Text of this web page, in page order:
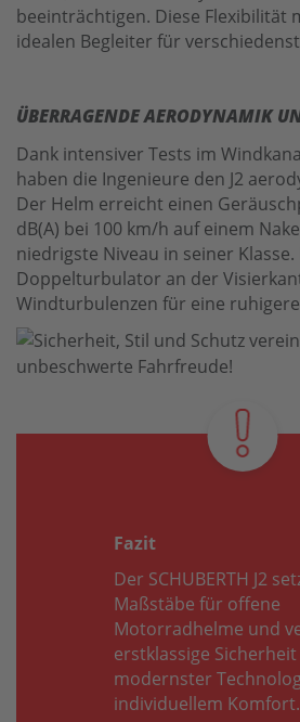
beeinträchtigen. Diese Flexibilität
idealen Begleiter für
ÜBERRAGENDE AERODYNAMIK
Dank intensiver Tests im
haben die Ingenieure den J2
Der Helm erreicht einen
dB(A) bei 100 km/h auf einem
niedrigste Niveau in seiner Klasse.
Doppelturbulator an der
Windturbulenzen für eine
Fazit
Der SCHUBERTH J2
Maßstäbe für offene
Motorradhelme und
erstklassige
modernster
individuellem